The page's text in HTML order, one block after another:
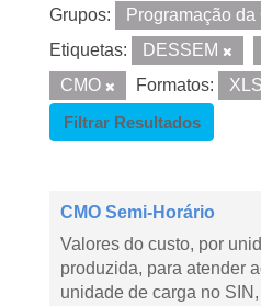
Grupos:
Programação da
Etiquetas:
DESSEM
CMO
Formatos:
Filtrar Resultados
CMO Semi-Horário
Valores do custo, por
produzida, para atender
unidade de carga no